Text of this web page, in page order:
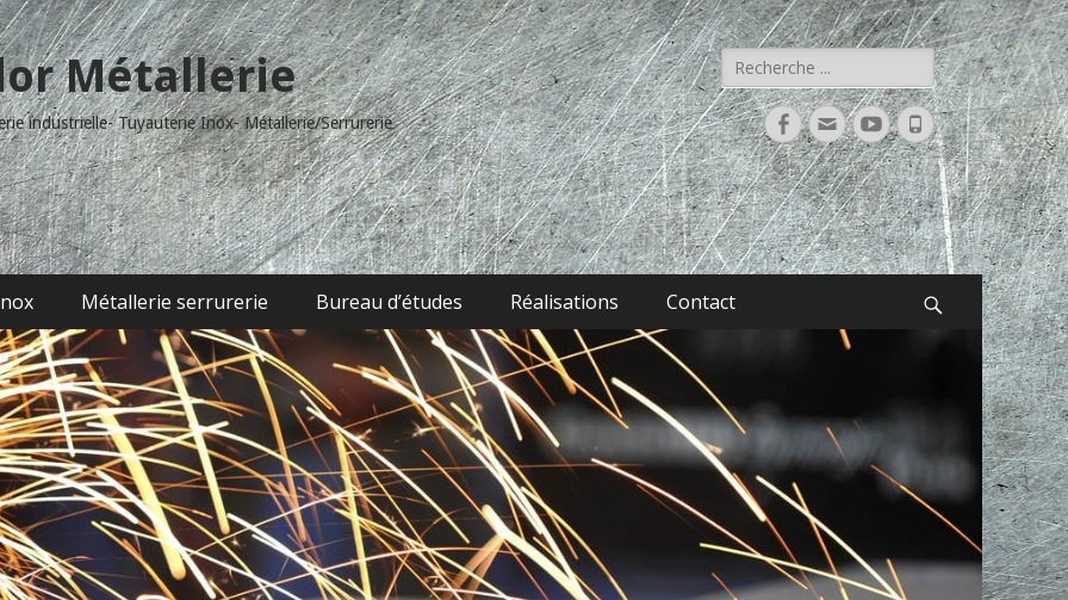
Métallerie
industrielle- Tuyauterie Inox- Métallerie/Serrurerie
Rechercher :
FacebookAdresse
de
contact
YouTube
Tél
Métallerie serrurerie Bureau d’études Réalisations Contact Recherche